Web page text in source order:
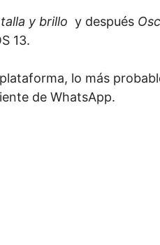
y brillo y después
13.
lo más
de WhatsApp.